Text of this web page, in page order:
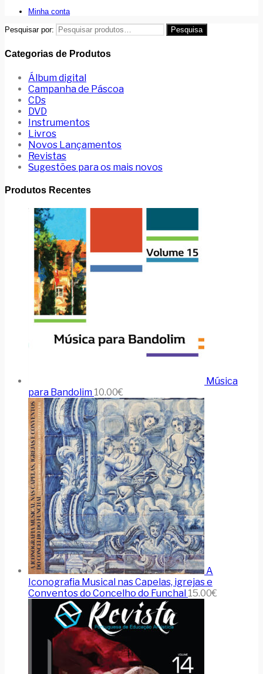
Minha conta
Pesquisar por: Pesquisa
Categorias de Produtos
Álbum digital
Campanha de Páscoa
CDs
DVD
Instrumentos
Livros
Novos Lançamentos
Revistas
Sugestões para os mais novos
Produtos Recentes
Música
para Bandolim 10.00€
A
Iconografia Musical nas Capelas, igrejas e
Conventos do Concelho do Funchal 15.00€